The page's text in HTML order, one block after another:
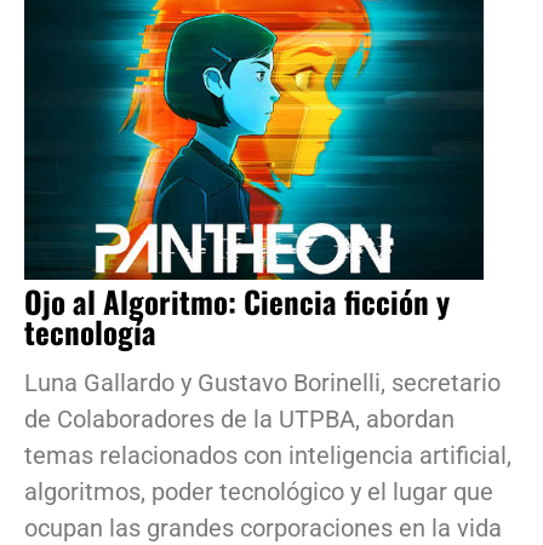
Ojo al Algoritmo: Ciencia ficción y
tecnología
Luna Gallardo y Gustavo Borinelli, secretario
de Colaboradores de la UTPBA, abordan
temas relacionados con inteligencia artificial,
algoritmos, poder tecnológico y el lugar que
ocupan las grandes corporaciones en la vida